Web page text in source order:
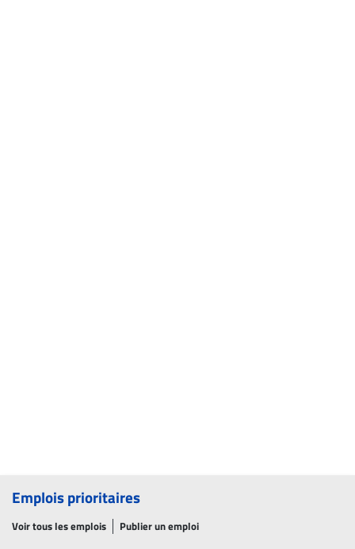
Emplois prioritaires
Voir tous les emplois Publier un emploi